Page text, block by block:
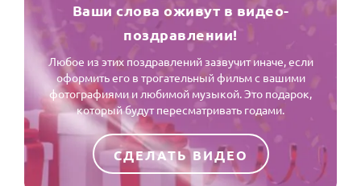
Ваши слова оживут в видео-
поздравлении!
Любое из этих поздравлений зазвучит иначе, если
оформить его в трогательный фильм с вашими
фотографиями и любимой музыкой. Это подарок,
который будут пересматривать годами.
СДЕЛАТЬ ВИДЕО